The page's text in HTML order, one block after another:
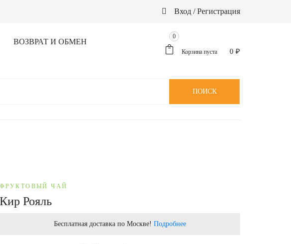
Вход / Регистрация
ВОЗВРАТ И ОБМЕН
Корзина пуста
0
0 ₽
ПОИСК
ФРУКТОВЫЙ ЧАЙ
Кир Рояль
Бесплатная доставка по Москве! Подробнее